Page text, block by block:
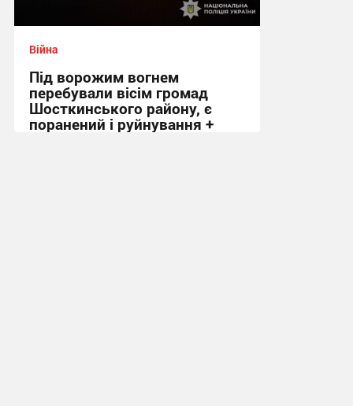
Війна
Під ворожим вогнем
перебували вісім громад
Шосткинського району, є
поранений і руйнування +